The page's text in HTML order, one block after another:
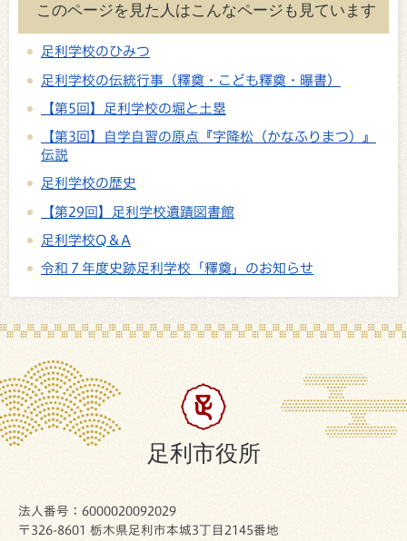
このページを見た人はこんなページも見ています
足利学校のひみつ
足利学校の伝統行事（釋奠・こども釋奠・曝書）
【第5回】足利学校の堀と土塁
【第3回】自学自習の原点『字降松（かなふりまつ）』
伝説
足利学校の歴史
【第29回】足利学校遺蹟図書館
足利学校Q＆A
令和７年度史跡足利学校「釋奠」のお知らせ
足利市役所
法人番号：6000020092029
〒326-8601 栃木県足利市本城3丁目2145番地